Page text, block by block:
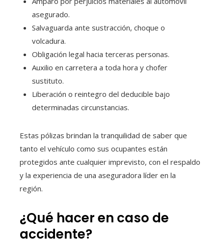
asegurado.
Salvaguarda ante sustracción, choque o
volcadura.
Obligación legal hacia terceras personas.
Auxilio en carretera a toda hora y chofer
sustituto.
Liberación o reintegro del deducible bajo
determinadas circunstancias.
Estas pólizas brindan la tranquilidad de saber que
tanto el vehículo como sus ocupantes están
protegidos ante cualquier imprevisto, con el respaldo
y la experiencia de una aseguradora líder en la
región.
¿Qué hacer en caso de
accidente?